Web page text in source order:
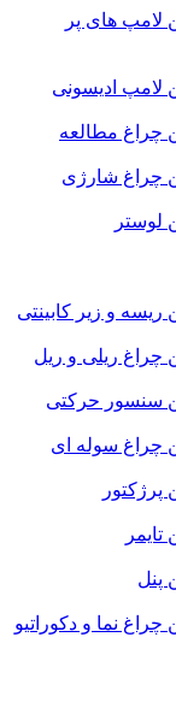
لامپ های پر
لامپ ادیسونی
چراغ مطالعه
چراغ شارژی
لوستر
ریسه و زیر کابینتی
چراغ ریلی و ریل
سنسور حرکتی
چراغ سوله ای
پرژکتور
تایمر
پنل
چراغ نما و دکوراتیو